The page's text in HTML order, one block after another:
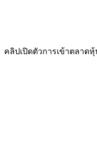
คลิปเปิดตัวการเข้าตลาด